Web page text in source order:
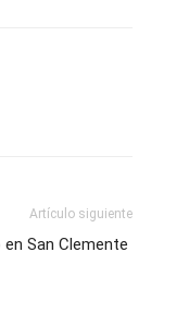
Artículo siguiente
San Clemente